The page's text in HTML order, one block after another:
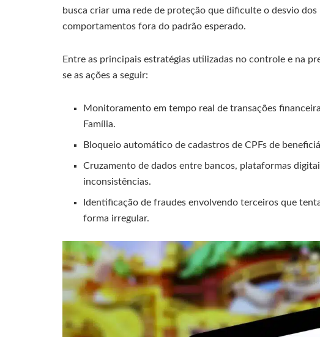
busca criar uma rede de proteção que dificulte o desvio
comportamentos fora do padrão esperado.
Entre as principais estratégias utilizadas no controle e na
se as ações a seguir:
Monitoramento em tempo real de transações
Família.
Bloqueio automático de cadastros de CPFs de
Cruzamento de dados entre bancos, plataformas
inconsistências.
Identificação de fraudes envolvendo terceiros que
forma irregular.